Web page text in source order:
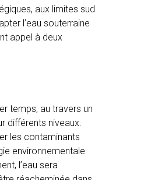
aux limites sud
l’eau souterraine
appel à deux
temps, au travers un
différents niveaux.
les contaminants
environnementale
l’eau sera